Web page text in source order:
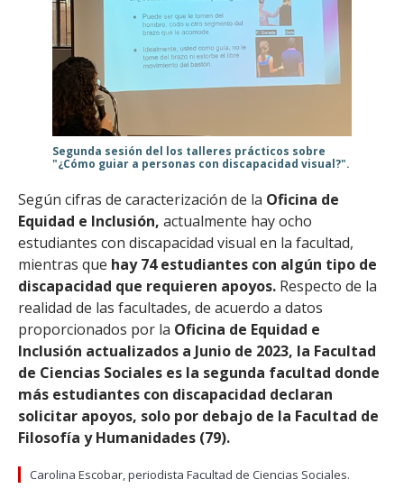
Segunda sesión del los talleres prácticos sobre
"¿Cómo guiar a personas con discapacidad visual?".
Según cifras de caracterización de la Oficina de
Equidad e Inclusión, actualmente hay ocho
estudiantes con discapacidad visual en la facultad,
mientras que hay 74 estudiantes con algún tipo de
discapacidad que requieren apoyos. Respecto de la
realidad de las facultades, de acuerdo a datos
proporcionados por la Oficina de Equidad e
Inclusión actualizados a Junio de 2023, la Facultad
de Ciencias Sociales es la segunda facultad donde
más estudiantes con discapacidad declaran
solicitar apoyos, solo por debajo de la Facultad de
Filosofía y Humanidades (79).
Carolina Escobar, periodista Facultad de Ciencias Sociales.